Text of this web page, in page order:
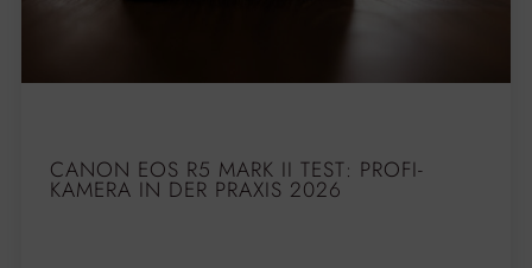
CANON EOS R5 MARK II TEST: PROFI-
KAMERA IN DER PRAXIS 2026